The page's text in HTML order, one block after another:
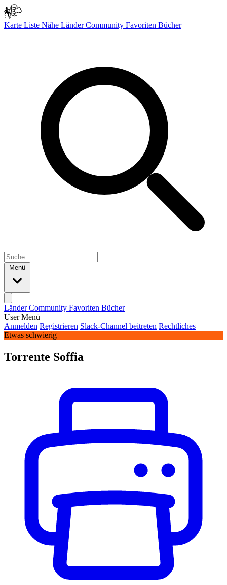
Karte Liste Nähe LänderCommunity Favoriten Bücher
Menü
LänderCommunity Favoriten Bücher
User Menü
Anmelden Registrieren Slack-Channel beitreten Rechtliches
Etwas schwierig
Torrente Soffia